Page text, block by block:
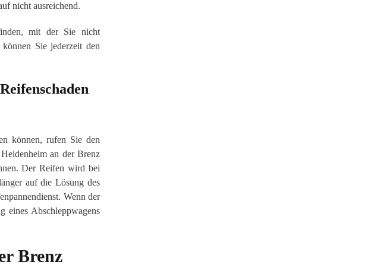
nicht ausreichend.
mit der Sie nicht
Sie jederzeit den
können, rufen Sie den
an der Brenz
Der Reifen wird bei
auf die Lösung des
Wenn der
eines Abschleppwagens
Brenz